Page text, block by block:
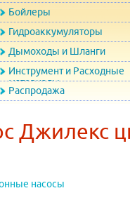
Бойлеры
Гидроаккумуляторы
Дымоходы и Шланги
Инструмент и Расходные
материалы
Распродажа
Джилекс
насосы